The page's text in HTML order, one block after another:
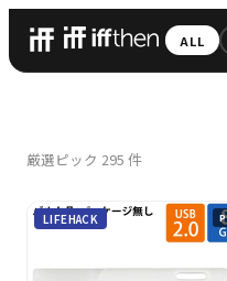
iffthen — 毎
ALL
厳選ピック 295 件
LIFEHACK